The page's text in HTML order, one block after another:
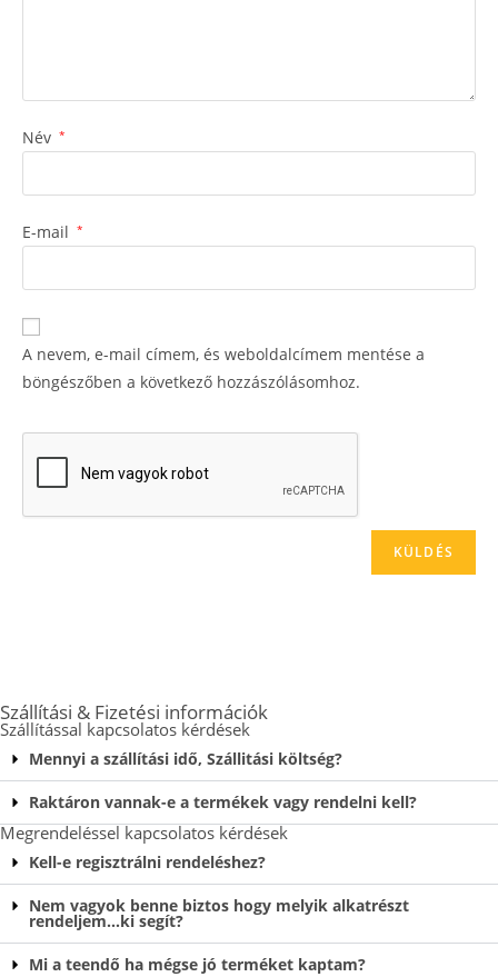
Név *
E-mail *
A nevem, e-mail címem, és weboldalcímem mentése a
böngészőben a következő hozzászólásomhoz.
Szállítási & Fizetési információk
Szállítással kapcsolatos kérdések
Mennyi a szállítási idő, Szállitási költség?
Raktáron vannak-e a termékek vagy rendelni kell?
Megrendeléssel kapcsolatos kérdések
Kell-e regisztrálni rendeléshez?
Nem vagyok benne biztos hogy melyik alkatrészt
rendeljem…ki segít?
Mi a teendő ha mégse jó terméket kaptam?